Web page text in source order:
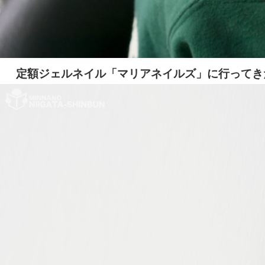
定額ジェルネイル「マリアネイルズ」に行って